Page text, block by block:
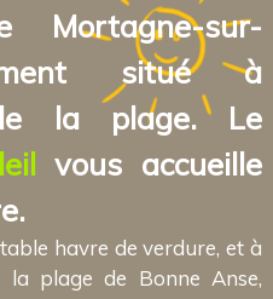
sur-
situé à
la plage. Le
vous accueille
havre de verdure, et à
plage de Bonne Anse,